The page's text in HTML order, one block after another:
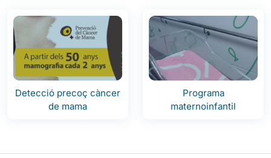
Detecció precoç càncer
de mama
Programa
maternoinfantil